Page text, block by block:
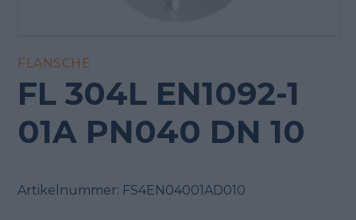
FLANSCHE
FL 304L EN1092-1
01A PN040 DN 10
Artikelnummer: FS4EN04001AD010